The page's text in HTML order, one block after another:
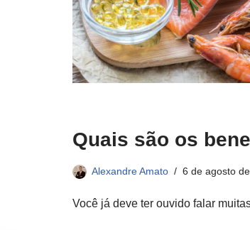
Quais são os
Alexandre Amato 6 de agosto
Você já deve ter ouvido falar